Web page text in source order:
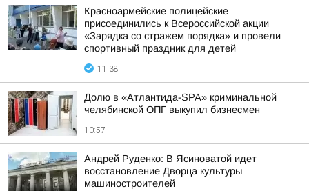
Красноармейские полицейские
присоединились к Всероссийской акции
«Зарядка со стражем порядка» и провели
спортивный праздник для детей
11:38
Долю в «Атлантида-SPA» криминальной
челябинской ОПГ выкупил бизнесмен
10:57
Андрей Руденко: В Ясиноватой идет
восстановление Дворца культуры
машиностроителей